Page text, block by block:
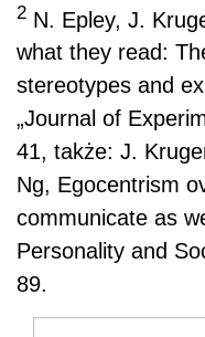
2 N. Epley, J.
what they read:
stereotypes and
„Journal of
41, także: J.
Ng, Egocentrism
communicate as
Personality and
89.